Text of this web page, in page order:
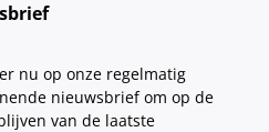
nu op onze regelmatig
nieuwsbrief om op de
van de laatste